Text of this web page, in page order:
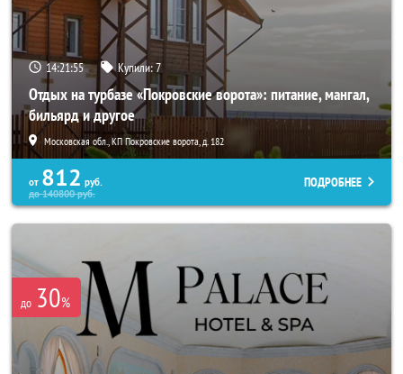
14:21:54 Купили:7
Отдых на турбазе «Покровские ворота»: питание, мангал,
бильярд и другое
Московская обл., КП Покровские ворота, д. 182
от 812 руб.
до140800руб.
ПОДРОБНЕЕ
до 30%